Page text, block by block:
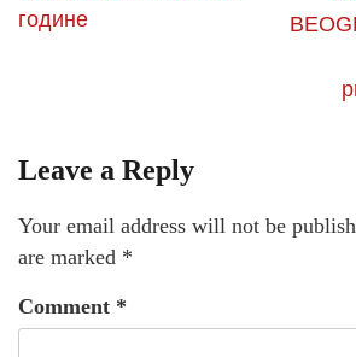
године
Leave a Reply
Your email address will not be
are marked *
Comment *